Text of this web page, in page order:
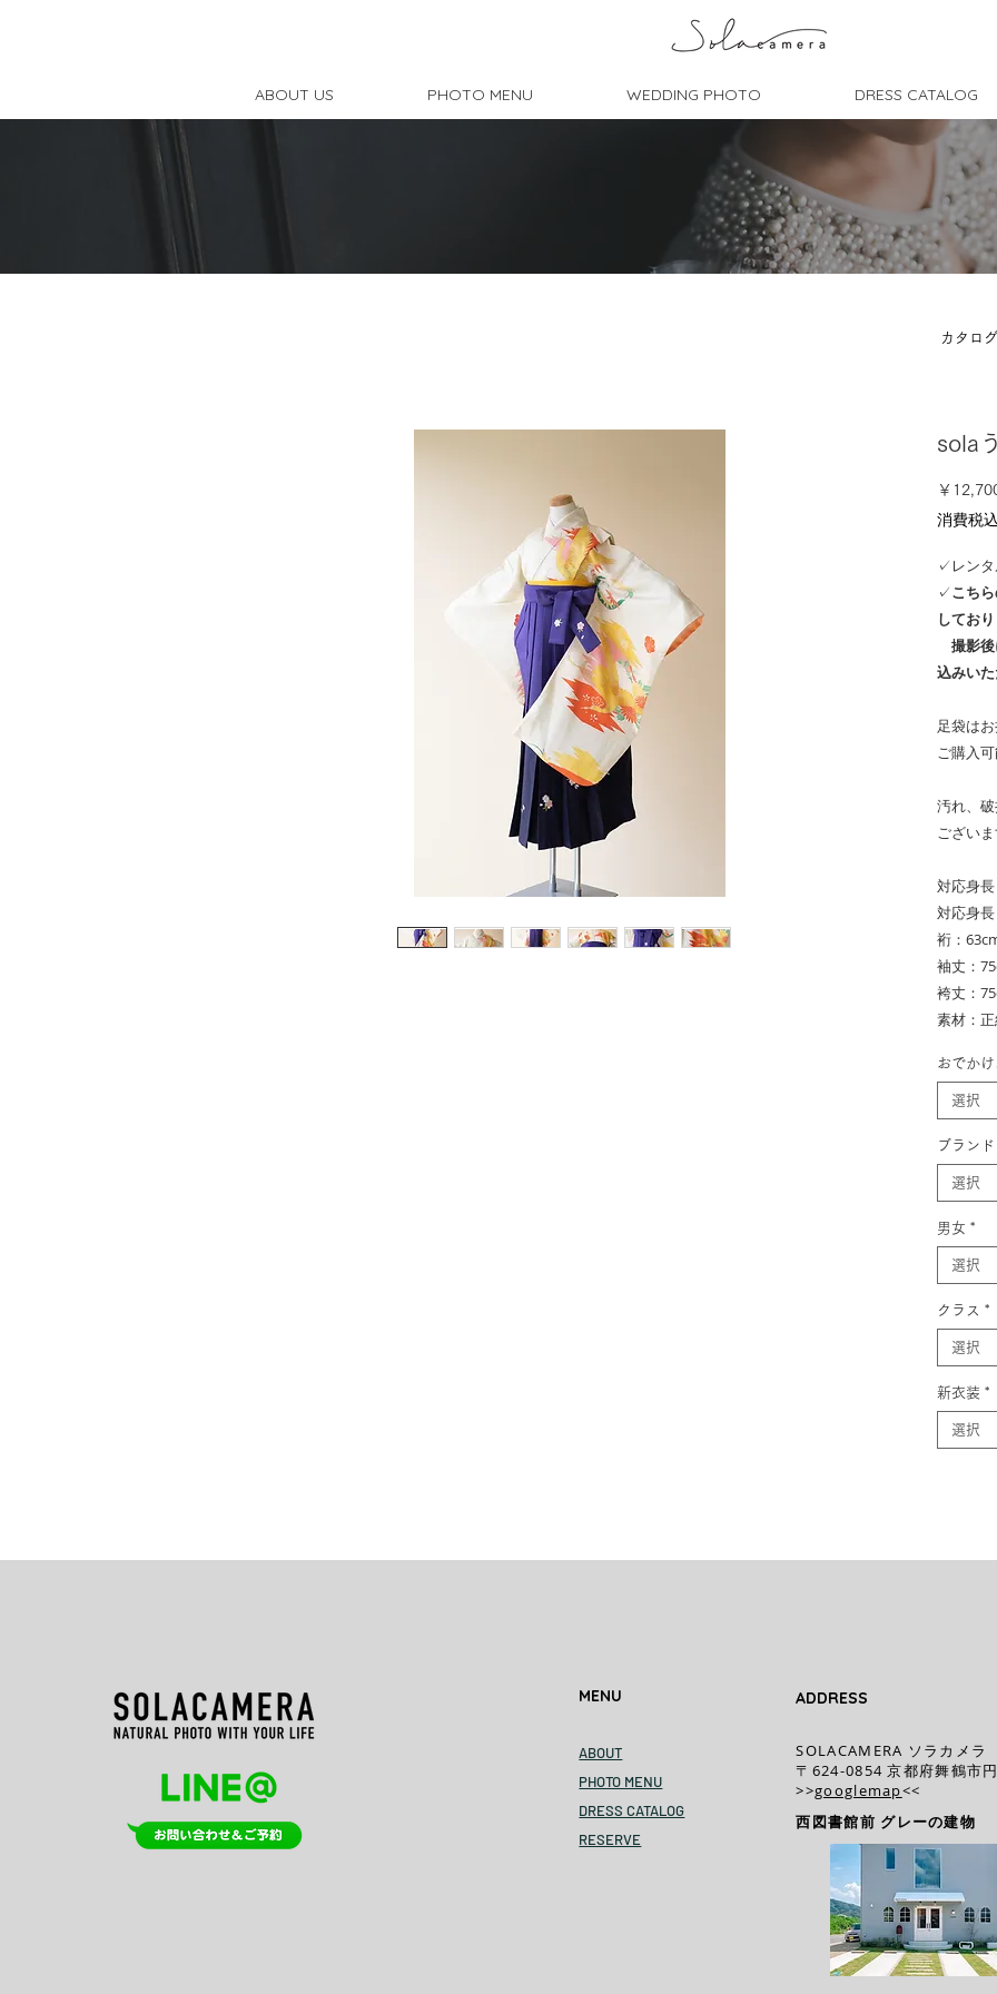
ABOUT US PHOTO MENU WEDDING PHOTO DRESS CATALOG
sola
￥
消費税
✓レンタ
✓こち
してお
撮影後
込みい
足袋は
ご購入
汚れ、
ござい
対応身
対応身
裄：
袖丈：
袴丈：
素材：
おでか
選択
ブランド
選択
男女 *
選択
クラス *
選択
新衣装 *
選択
カタロ
MENU
ABOUT
PHOTO MENU
DRESS CATALOG
RESERVE
ADDRESS
SOLACAMERA ソラカメラ
〒624-0854 京都府舞鶴市
>>googlemap<<​
西図書館前 グレーの建物